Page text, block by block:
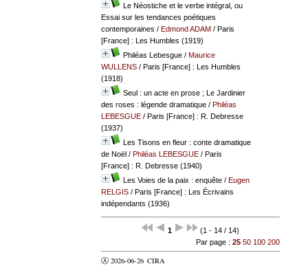
Le Néostiche et le verbe intégral, ou
Essai sur les tendances poétiques
contemporaines / Edmond ADAM/ Paris
[France] : Les Humbles (1919)
Philéas Lebesgue/ Maurice
WULLENS/ Paris [France] : Les Humbles
(1918)
Seul : un acte en prose ; Le Jardinier
des roses : légende dramatique/ Philéas
LEBESGUE/ Paris [France] : R. Debresse
(1937)
Les Tisons en fleur : conte dramatique
de Noël/ Philéas LEBESGUE/ Paris
[France] : R. Debresse (1940)
Les Voies de la paix : enquête/ Eugen
RELGIS/ Paris [France] : Les Écrivains
indépendants (1936)
1
(1 - 14 / 14)
Par page : 25 50 100 200
Ⓐ 2026-06-26 CIRA